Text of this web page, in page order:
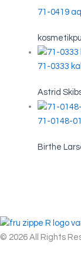
71-0419
71-0333
Astrid
71-0148-
Birthe
© 2026 All Rights